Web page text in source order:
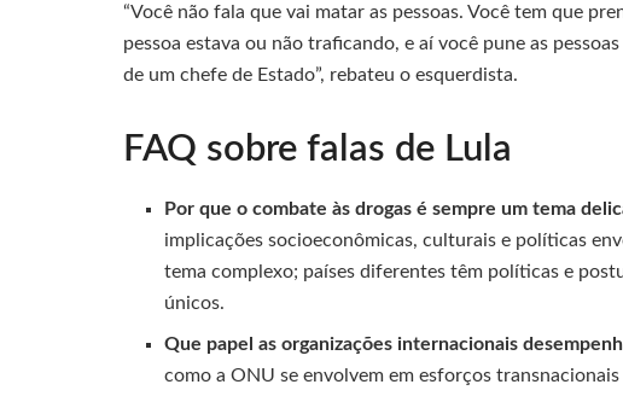
“Você não fala que vai matar as pessoas. Você tem que
pessoa estava ou não traficando, e aí você pune as
de um chefe de Estado”, rebateu o esquerdista.
FAQ sobre falas de Lula
Por que o combate às drogas é sempre um tema
implicações socioeconômicas, culturais e políticas
tema complexo; países diferentes têm políticas e
únicos.
Que papel as organizações internacionais
como a ONU se envolvem em esforços